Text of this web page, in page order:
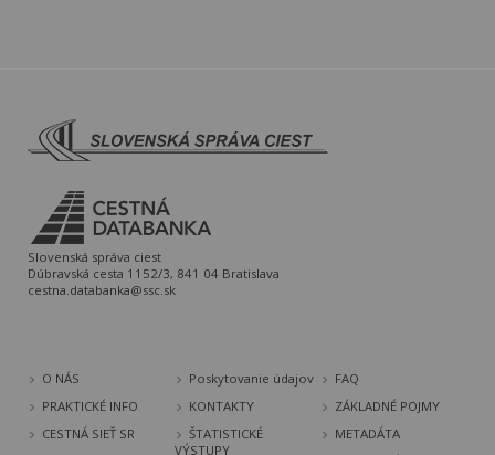
Slovenská správa ciest
Dúbravská cesta 1152/3, 841 04 Bratislava
cestna.databanka@ssc.sk
O NÁS Poskytovanie údajov
FAQ
PRAKTICKÉ INFO
KONTAKTY
ZÁKLADNÉ POJMY
CESTNÁ SIEŤ SR
ŠTATISTICKÉ
VÝSTUPY
METADÁTA